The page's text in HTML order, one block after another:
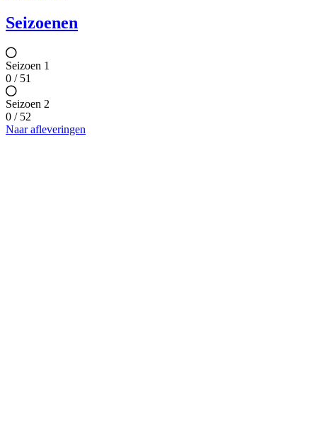
Seizoenen
Seizoen 1
0 / 51
Seizoen 2
0 / 52
Naar afleveringen